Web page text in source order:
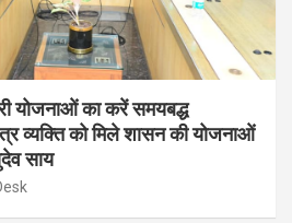
योजनाओं का करें समयबद्ध
व्यक्ति को मिले शासन की योजनाओं
साय